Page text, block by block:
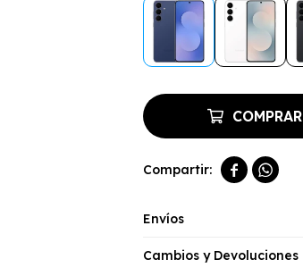
COMPRAR
 
Envíos
Cambios y Devoluciones